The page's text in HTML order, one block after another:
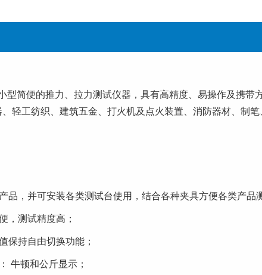
型简便的推力、拉力测试仪器，具有高精度、易操作及携
轻工纺织、建筑五金、打火机及点火装置、消防器材、制
品，并可安装各类测试台使用，结合各种夹具方便各类产品
，测试精度高；
保持自由切换功能；
牛顿和公斤显示；